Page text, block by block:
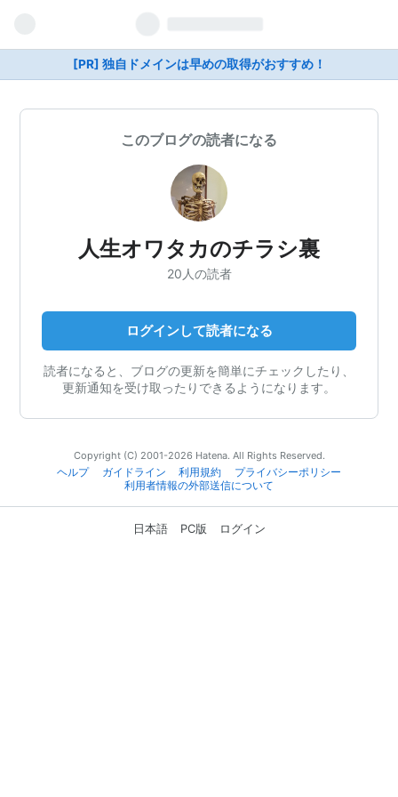
[PR] 独自ドメインは早めの取得がおすすめ！
このブログの読者になる
人生オワタカのチラシ裏
20人の読者
ログインして読者になる
読者になると、ブログの更新を簡単にチェックしたり、
更新通知を受け取ったりできるようになります。
Copyright (C) 2001-2026 Hatena. All Rights Reserved.
ヘルプ
ガイドライン 利用規約
プライバシーポリシー
利用者情報の外部送信について
日本語 PC版 ログイン